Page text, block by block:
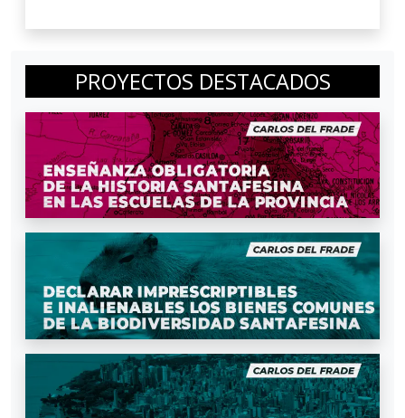
PROYECTOS DESTACADOS